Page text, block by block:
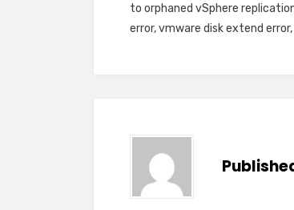
to orphaned vSphere
error,vmware disk extend error,